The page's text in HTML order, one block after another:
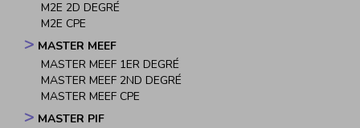
M2E 2D DEGRÉ
M2E CPE
MASTER MEEF
MASTER MEEF 1ER DEGRÉ
MASTER MEEF 2ND DEGRÉ
MASTER MEEF CPE
MASTER PIF